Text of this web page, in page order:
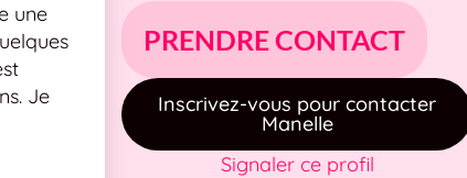
une
Je
PRENDRE CONTACT
Inscrivez-vous pour contacter
Manelle
Signaler ce profil